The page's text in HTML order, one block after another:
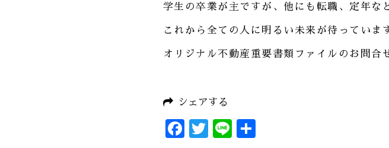
学生の卒業が主ですが、他にも転職、定年な
これから全ての人に明るい未来が待ってい
オリジナル不動産重要書類ファイルのお問合
シェアする
Facebook
Twitter
Line
共